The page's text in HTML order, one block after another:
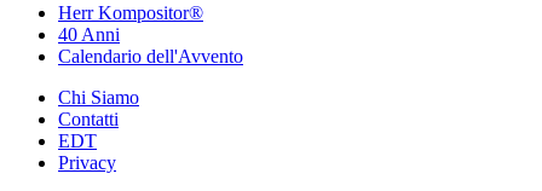
Herr Kompositor®
40 Anni
Calendario dell'Avvento
Chi Siamo
Contatti
EDT
Privacy